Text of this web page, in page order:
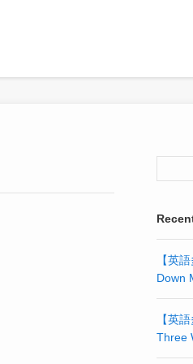
【英
Down
【英
Three